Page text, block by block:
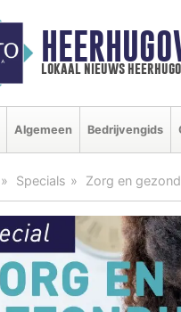
lokaal nieuws
Algemeen Bedrijvengids
Specials Zorg en